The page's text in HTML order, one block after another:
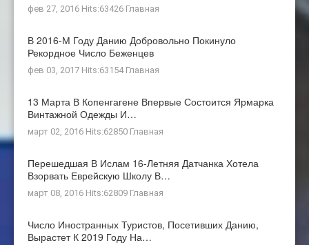
фев 27, 2016 Hits:63426 Главная
В 2016-М Году Данию Добровольно Покинуло
Рекордное Число Беженцев
фев 03, 2017 Hits:63154 Главная
13 Марта В Копенгагене Впервые Состоится Ярмарка
Винтажной Одежды И…
март 02, 2016 Hits:62850 Главная
Перешедшая В Ислам 16-Летняя Датчанка Хотела
Взорвать Еврейскую Школу В…
март 08, 2016 Hits:62809 Главная
Число Иностранных Туристов, Посетивших Данию,
Вырастет К 2019 Году На…